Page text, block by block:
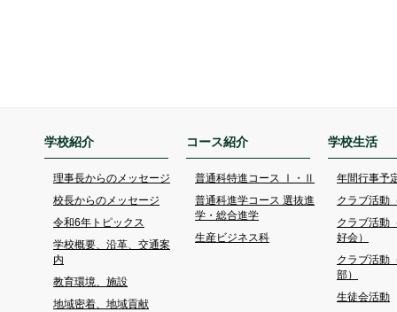
学校紹介
理事長からのメッセージ
校長からのメッセージ
令和6年トピックス
学校概要、沿革、交通案
内
教育環境、施設
地域密着、地域貢献
コース紹介
普通科特進コース Ⅰ・Ⅱ
普通科進学コース 選抜進
学・総合進学
生産ビジネス科
学校生活
年間行事予
クラブ活動
クラブ活動
好会）
クラブ活動
部）
生徒会活動